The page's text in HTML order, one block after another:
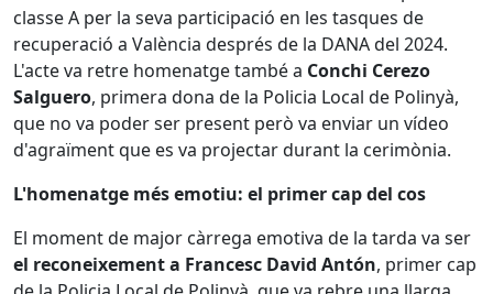
classe A per la seva participació en les tasques de
recuperació a València després de la DANA del 2024.
L'acte va retre homenatge també a Conchi Cerezo
Salguero, primera dona de la Policia Local de Polinyà,
que no va poder ser present però va enviar un vídeo
d'agraïment que es va projectar durant la cerimònia.
L'homenatge més emotiu: el primer cap del cos
El moment de major càrrega emotiva de la tarda va ser
el reconeixement a Francesc David Antón, primer cap